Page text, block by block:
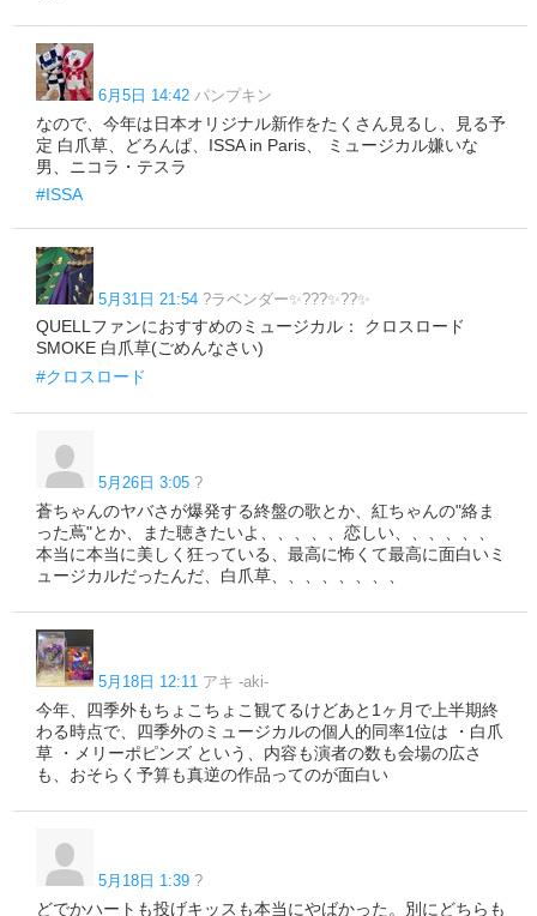
6月5日 14:42 パンプキン
なので、今年は日本オリジナル新作をたくさん見るし、見る予
定 白爪草、どろんぱ、ISSA in Paris、 ミュージカル嫌いな
男、ニコラ・テスラ
#ISSA
5月31日 21:54 ?ラベンダー✨???✨??✨
QUELLファンにおすすめのミュージカル： クロスロード
SMOKE 白爪草(ごめんなさい)
#クロスロード
5月26日 3:05 ?
蒼ちゃんのヤバさが爆発する終盤の歌とか、紅ちゃんの"絡ま
った蔦"とか、また聴きたいよ、、、、、恋しい、、、、、、
本当に本当に美しく狂っている、最高に怖くて最高に面白いミ
ュージカルだったんだ、白爪草、、、、、、、、
5月18日 12:11 アキ -aki-
今年、四季外もちょこちょこ観てるけどあと1ヶ月で上半期終
わる時点で、四季外のミュージカルの個人的同率1位は ・白爪
草 ・メリーポピンズ という、内容も演者の数も会場の広さ
も、おそらく予算も真逆の作品ってのが面白い
5月18日 1:39 ?
どでかハートも投げキッスも本当にやばかった。別にどちらも